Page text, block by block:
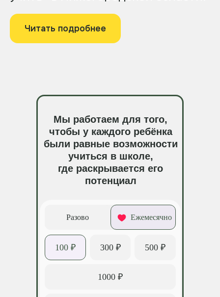
Читать подробнее
Мы работаем для того,
чтобы у каждого ребёнка
были равные возможности
учиться в школе,
где раскрывается его
потенциал
Разово Ежемесячно
100 ₽ 300 ₽ 500 ₽
1000 ₽